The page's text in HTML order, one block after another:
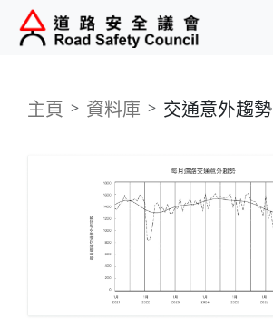
主頁 資料庫 交通意外趨勢